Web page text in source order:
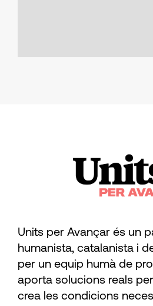
Units per Avançar és un
humanista, catalanista i
per un equip humà de
aporta solucions reals
crea les condicions